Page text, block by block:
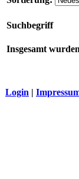
Suchbegriff
Insgesamt
Login |